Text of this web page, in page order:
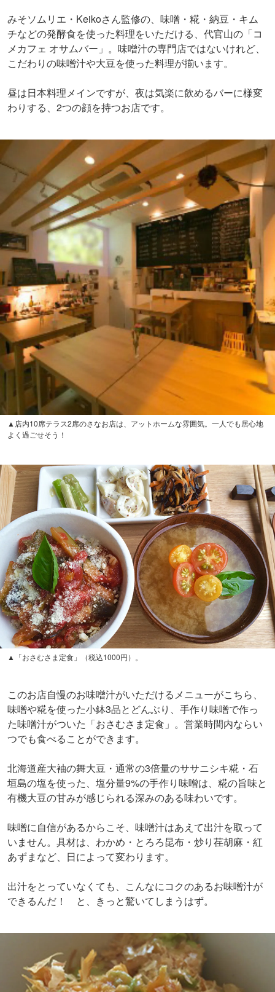
みそソムリエ・Keikoさん監修の、味噌・糀・納豆・キム
チなどの発酵食を使った料理をいただける、代官山の「コ
メカフェ オサムバー」。味噌汁の専門店ではないけれど、
こだわりの味噌汁や大豆を使った料理が揃います。
昼は日本料理メインですが、夜は気楽に飲めるバーに様変
わりする、2つの顔を持つお店です。
▲店内10席テラス2席のさなお店は、アットホームな雰囲気。一人でも居心地
よく過ごせそう！
▲「おさむさま定食」（税込1000円）。
このお店自慢のお味噌汁がいただけるメニューがこちら、
味噌や糀を使った小鉢3品とどんぶり、手作り味噌で作っ
た味噌汁がついた「おさむさま定食」。営業時間内ならい
つでも食べることができます。
北海道産大袖の舞大豆・通常の3倍量のササニシキ糀・石
垣島の塩を使った、塩分量9%の手作り味噌は、糀の旨味と
有機大豆の甘みが感じられる深みのある味わいです。
味噌に自信があるからこそ、味噌汁はあえて出汁を取って
いません。具材は、わかめ・とろろ昆布・炒り荏胡麻・紅
あずまなど、日によって変わります。
出汁をとっていなくても、こんなにコクのあるお味噌汁が
できるんだ！ と、きっと驚いてしまうはず。